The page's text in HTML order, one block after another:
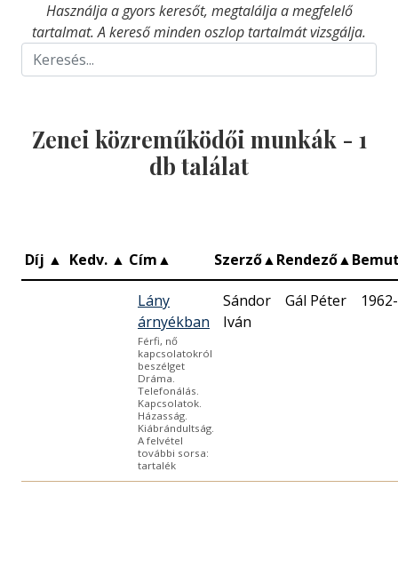
Használja a gyors keresőt, megtalálja a megfelelő
tartalmat. A kereső minden oszlop tartalmát vizsgálja.
Zenei közreműködői munkák - 1
db találat
Díj ▲ Kedv. ▲ Cím▲ Szerző▲Rendező▲
Lány
árnyékban
Férfi, nő
kapcsolatokról
beszélget
Dráma.
Telefonálás.
Kapcsolatok.
Házasság.
Kiábrándultság.
A felvétel
további sorsa:
tartalék
Sándor
Iván
Gál Péter